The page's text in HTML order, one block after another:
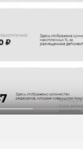
НИЗКИЙ 2
НИЗКИЙ